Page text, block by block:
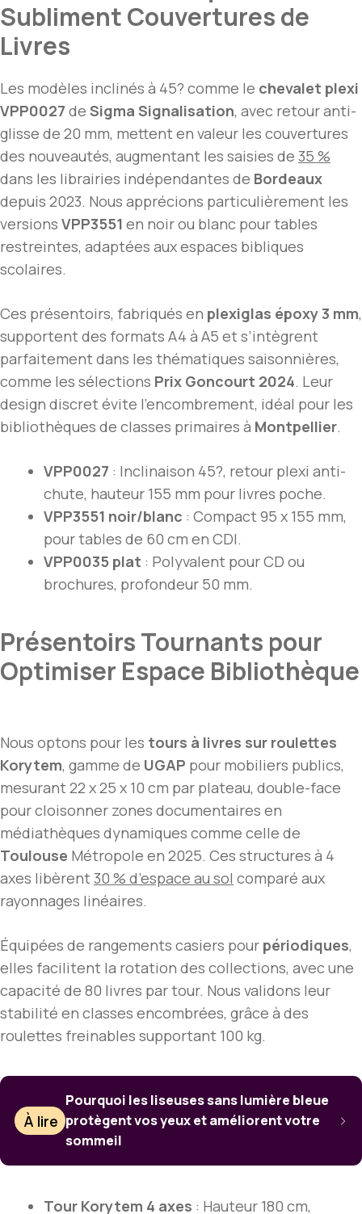
Subliment Couvertures de
Livres
Les modèles inclinés à 45? comme le chevalet plexi
VPP0027 de Sigma Signalisation, avec retour anti-
glisse de 20 mm, mettent en valeur les couvertures
des nouveautés, augmentant les saisies de 35 %
dans les librairies indépendantes de Bordeaux
depuis 2023. Nous apprécions particulièrement les
versions VPP3551 en noir ou blanc pour tables
restreintes, adaptées aux espaces bibliques
scolaires.
Ces présentoirs, fabriqués en plexiglas époxy 3 mm,
supportent des formats A4 à A5 et s’intègrent
parfaitement dans les thématiques saisonnières,
comme les sélections Prix Goncourt 2024. Leur
design discret évite l’encombrement, idéal pour les
bibliothèques de classes primaires à Montpellier.
VPP0027 : Inclinaison 45?, retour plexi anti-
chute, hauteur 155 mm pour livres poche.
VPP3551 noir/blanc : Compact 95 x 155 mm,
pour tables de 60 cm en CDI.
VPP0035 plat : Polyvalent pour CD ou
brochures, profondeur 50 mm.
Présentoirs Tournants pour
Optimiser Espace Bibliothèque
Nous optons pour les tours à livres sur roulettes
Korytem, gamme de UGAP pour mobiliers publics,
mesurant 22 x 25 x 10 cm par plateau, double-face
pour cloisonner zones documentaires en
médiathèques dynamiques comme celle de
Toulouse Métropole en 2025. Ces structures à 4
axes libèrent30 % d’espace au sol comparé aux
rayonnages linéaires.
Équipées de rangements casiers pour périodiques,
elles facilitent la rotation des collections, avec une
capacité de 80 livres par tour. Nous validons leur
stabilité en classes encombrées, grâce à des
roulettes freinables supportant 100 kg.
À lire
Pourquoi les liseuses sans lumière bleue
protègent vos yeux et améliorent votre
sommeil
Tour Korytem 4 axes : Hauteur 180 cm,